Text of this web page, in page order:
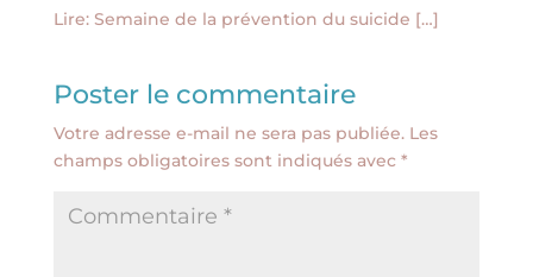
Lire: Semaine de la prévention du suicide […]
Poster le commentaire
Votre adresse e-mail ne sera pas publiée. Les
champs obligatoires sont indiqués avec *